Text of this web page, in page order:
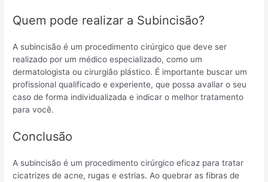
Quem pode realizar a Subincisão?
A subincisão é um procedimento cirúrgico que deve ser
realizado por um médico especializado, como um
dermatologista ou cirurgião plástico. É importante buscar um
profissional qualificado e experiente, que possa avaliar o seu
caso de forma individualizada e indicar o melhor tratamento
para você.
Conclusão
A subincisão é um procedimento cirúrgico eficaz para tratar
cicatrizes de acne, rugas e estrias. Ao quebrar as fibras de